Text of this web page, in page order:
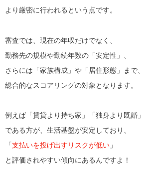
より厳密に行われるという点です。
審査では、現在の年収だけでなく、
勤務先の規模や勤続年数の「安定性」、
さらには「家族構成」や「居住形態」まで、
総合的なスコアリングの対象となります。
例えば「賃貸より持ち家」「独身より既婚」
である方が、生活基盤が安定しており、
「支払いを投げ出すリスクが低い 」
と評価されやすい傾向にあるんですよ！